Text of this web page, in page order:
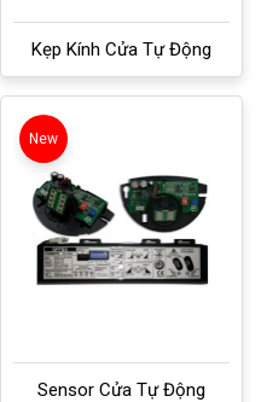
Kẹp Kính Cửa Tự Động
New
Sensor Cửa Tự Động